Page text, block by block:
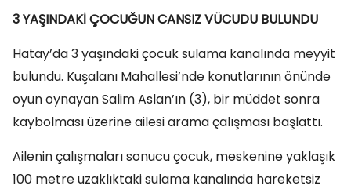
3 YAŞINDAKİ ÇOCUĞUN CANSIZ VÜCUDU BULUNDU
Hatay’da 3 yaşındaki çocuk sulama kanalında meyyit
bulundu. Kuşalanı Mahallesi’nde konutlarının önünde
oyun oynayan Salim Aslan’ın (3), bir müddet sonra
kaybolması üzerine ailesi arama çalışması başlattı.
Ailenin çalışmaları sonucu çocuk, meskenine yaklaşık
100 metre uzaklıktaki sulama kanalında hareketsiz